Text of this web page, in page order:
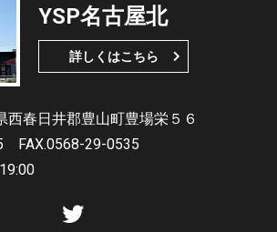
YSP名古屋北
詳しくはこちら
西春日井郡豊山町豊場栄５６
FAX.0568-29-0535